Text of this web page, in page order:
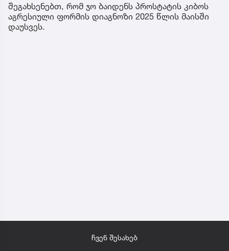
შეგახსენებთ, რომ ჯო ბაიდენს პროსტატის კიბოს
აგრესიული ფორმის დიაგნოზი 2025 წლის მაისში
დაუსვეს.
ჩვენ შესახებ